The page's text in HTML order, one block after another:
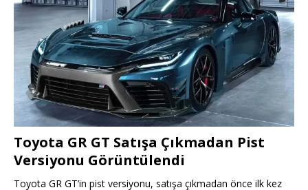
Toyota GR GT Satışa Çıkmadan Pist
Versiyonu Görüntülendi
Toyota GR GT’in pist versiyonu, satışa çıkmadan önce ilk kez